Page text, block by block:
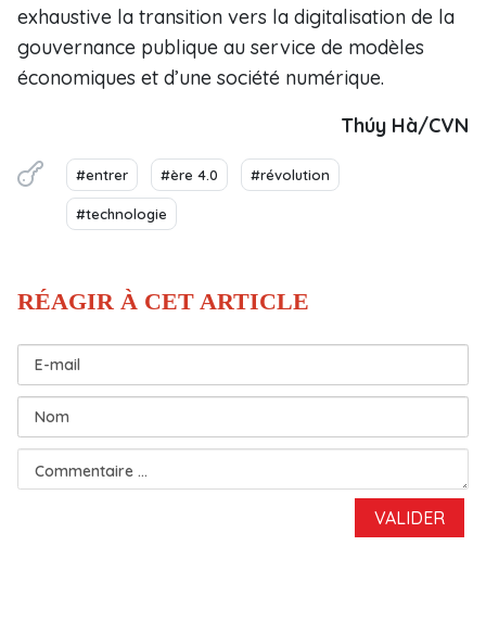
exhaustive la transition vers la digitalisation de la
gouvernance publique au service de modèles
économiques et d’une société numérique.
Thúy Hà/CVN
#entrer #ère 4.0 #révolution
#technologie